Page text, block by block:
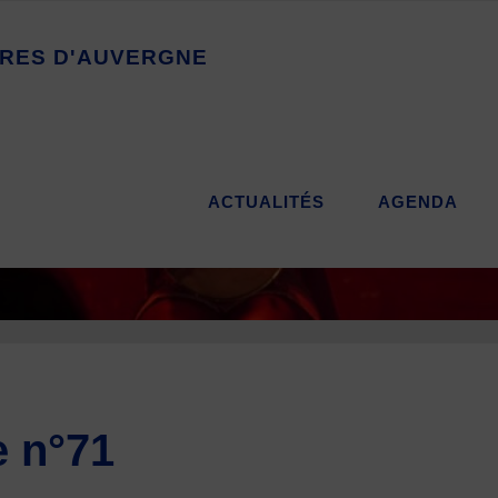
RES D'AUVERGNE
ACTUALITÉS AGENDA
n°71